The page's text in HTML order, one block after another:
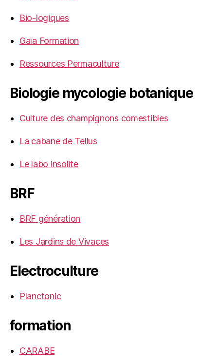
Bio-logiques
Gaïa Formation
Ressources Permaculture
Biologie mycologie botanique
Culture des champignons comestibles
La cabane de Tellus
Le labo insolite
BRF
BRF génération
Les Jardins de Vivaces
Electroculture
Planctonic
formation
CARABE